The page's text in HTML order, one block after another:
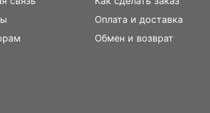
Оплата и доставка
Обмен и возврат